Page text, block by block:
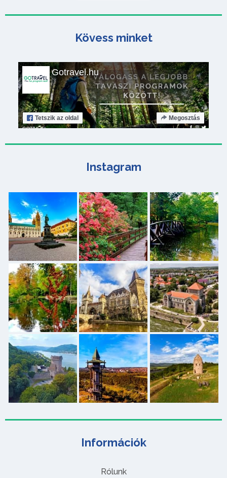
Információk
Rólunk
Kövess minket
Gotravel.hu
Tetszik az oldal Megosztás
Instagram